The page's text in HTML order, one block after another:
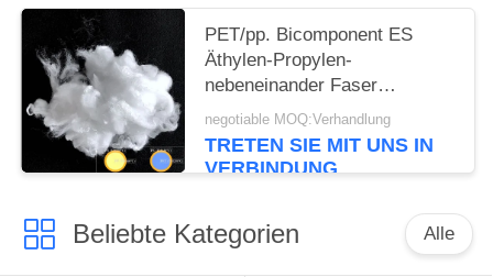
PET/pp. Bicomponent ES
Äthylen-Propylen-
nebeneinander Faser
3.5D×32mm
negotiable MOQ:Verhandlung
TRETEN SIE MIT UNS IN
VERBINDUNG
Beliebte Kategorien Alle